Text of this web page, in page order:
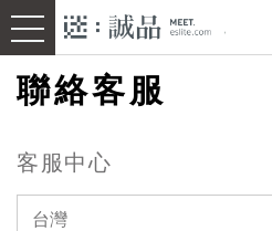
聯絡客服
客服中心
台灣